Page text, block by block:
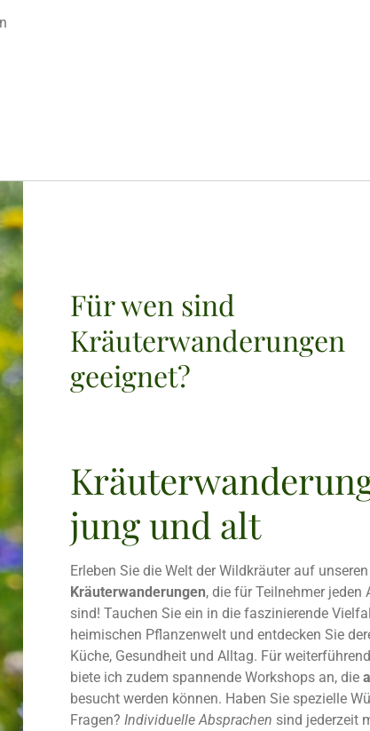
Für wen sind
Kräuterwanderungen
geeignet?
jung und alt
Erleben Sie die Welt der Wildkräuter auf unseren
Kräuterwanderungen, die für Teilnehmer jeden
sind! Tauchen Sie ein in die faszinierende
heimischen Pflanzenwelt und entdecken Sie
Küche, Gesundheit und Alltag. Für
biete ich zudem spannende Workshops an, die
besucht werden können. Haben Sie spezielle
Fragen? Individuelle Absprachen sind jederzeit